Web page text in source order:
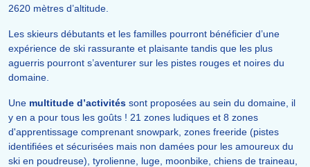
2620 mètres d’altitude.
Les skieurs débutants et les familles pourront bénéficier d’une
expérience de ski rassurante et plaisante tandis que les plus
aguerris pourront s’aventurer sur les pistes rouges et noires du
domaine.
Une multitude d’activités sont proposées au sein du domaine, il
y en a pour tous les goûts ! 21 zones ludiques et 8 zones
d'apprentissage comprenant snowpark, zones freeride (pistes
identifiées et sécurisées mais non damées pour les amoureux du
ski en poudreuse), tyrolienne, luge, moonbike, chiens de traineau,